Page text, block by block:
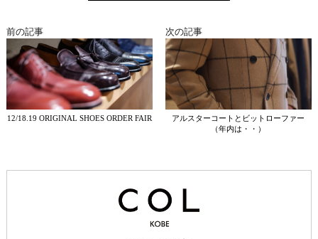
前の記事
12/18.19 ORIGINAL SHOES ORDER FAIR
次の記事
アルスターコートとビットローファー
（年内は・・）